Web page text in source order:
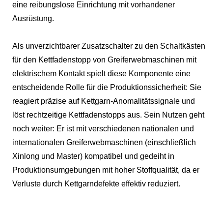
eine reibungslose Einrichtung mit vorhandener
Ausrüstung.
Als unverzichtbarer Zusatzschalter zu den Schaltkästen
für den Kettfadenstopp von Greiferwebmaschinen mit
elektrischem Kontakt spielt diese Komponente eine
entscheidende Rolle für die Produktionssicherheit: Sie
reagiert präzise auf Kettgarn-Anomalitätssignale und
löst rechtzeitige Kettfadenstopps aus. Sein Nutzen geht
noch weiter: Er ist mit verschiedenen nationalen und
internationalen Greiferwebmaschinen (einschließlich
Xinlong und Master) kompatibel und gedeiht in
Produktionsumgebungen mit hoher Stoffqualität, da er
Verluste durch Kettgarndefekte effektiv reduziert.